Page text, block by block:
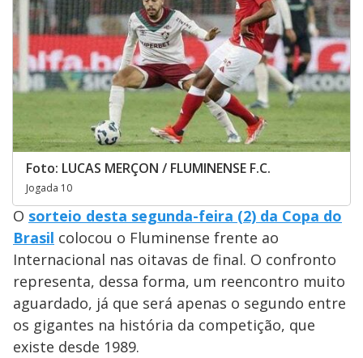
Foto: LUCAS MERÇON / FLUMINENSE F.C.
Jogada 10
O sorteio desta segunda-feira (2) da Copa do
Brasil colocou o Fluminense frente ao
Internacional nas oitavas de final. O confronto
representa, dessa forma, um reencontro muito
aguardado, já que será apenas o segundo entre
os gigantes na história da competição, que
existe desde 1989.